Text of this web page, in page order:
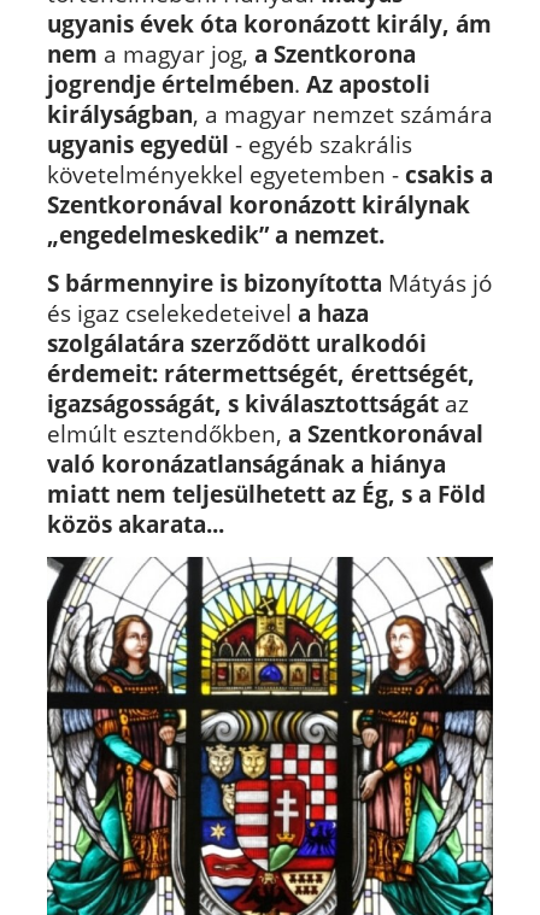
ugyanis évek óta koronázott király, ám
nem a magyar jog, a Szentkorona
jogrendje értelmében. Az apostoli
királyságban, a magyar nemzet számára
ugyanis egyedül - egyéb szakrális
követelményekkel egyetemben - csakis a
Szentkoronával koronázott királynak
„engedelmeskedik” a nemzet.
S bármennyire is bizonyította Mátyás jó
és igaz cselekedeteivel a haza
szolgálatára szerződött uralkodói
érdemeit: rátermettségét, érettségét,
igazságosságát, s kiválasztottságátaz
elmúlt esztendőkben, a Szentkoronával
való koronázatlanságának a hiánya
miatt nem teljesülhetett az Ég, s a Föld
közös akarata...